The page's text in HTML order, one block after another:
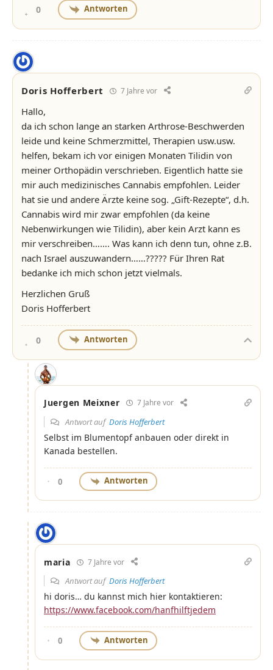
0 Antworten
Doris Hofferbert 7 Jahre vor
Hallo,
da ich schon lange an starken Arthrose-Beschwerden
leide und keine Schmerzmittel, Therapien usw.usw.
helfen, bekam ich vor einigen Monaten Tilidin von
meiner Orthopädin verschrieben. Eigentlich hatte sie
mir auch medizinisches Cannabis empfohlen. Leider
hat sie und andere Ärzte keine sog. „Gift-Rezepte“, d.h.
Cannabis wird mir zwar empfohlen (da keine
Nebenwirkungen wie Tilidin), aber kein Arzt kann es
mir verschreiben……. Was kann ich denn tun, ohne z.B.
nach Israel auszuwandern……????? Für Ihren Rat
bedanke ich mich schon jetzt vielmals.
Herzlichen Gruß
Doris Hofferbert
0 Antworten
Juergen Meixner 7 Jahre vor
Antwort auf Doris Hofferbert
Selbst im Blumentopf anbauen oder direkt in
Kanada bestellen.
0 Antworten
maria 7 Jahre vor
Antwort auf Doris Hofferbert
hi doris… du kannst mich hier kontaktieren:
https://www.facebook.com/hanfhilftjedem
0 Antworten